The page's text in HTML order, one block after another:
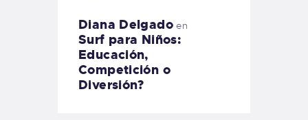
Diana Delgadoen
Surf para Niños:
Educación,
Competición o
Diversión?